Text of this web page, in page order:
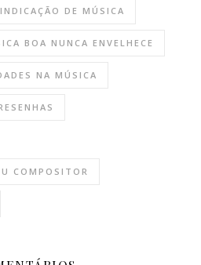
INDICAÇÃO DE MÚSICA
BOA NUNCA ENVELHECE
NA MÚSICA
COMPOSITOR